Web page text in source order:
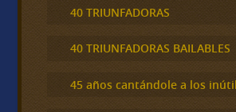
40 TRIUNFADORAS
40 TRIUNFADORAS BAILABLES
45 años cantándole a los